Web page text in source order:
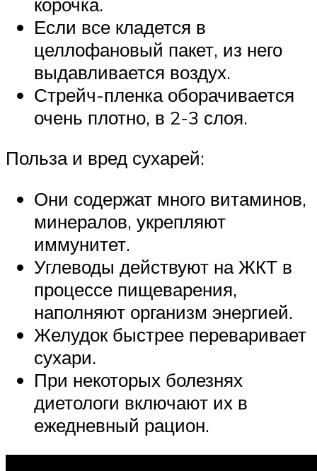
Если все кладется в
целлофановый пакет, из него
выдавливается воздух.
Стрейч-пленка оборачивается
очень плотно, в 2-3 слоя.
Польза и вред сухарей:
Они содержат много витаминов,
минералов, укрепляют
иммунитет.
Углеводы действуют на ЖКТ в
процессе пищеварения,
наполняют организм энергией.
Желудок быстрее переваривает
сухари.
При некоторых болезнях
диетологи включают их в
ежедневный рацион.